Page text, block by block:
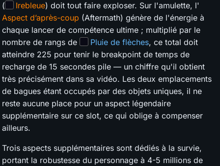
(
Irebleue) doit tout faire exploser. Sur l'amulette, l'
Aspect d’après-coup (Aftermath) génère de l'énergie à
chaque lancer de compétence ultime ; multiplié par le
nombre de rangs de
Pluie de flèches, ce total doit
atteindre 225 pour tenir le breakpoint de temps de
recharge de 15 secondes pile — un chiffre qu'il obtient
très précisément dans sa vidéo. Les deux emplacements
de bagues étant occupés par des objets uniques, il ne
reste aucune place pour un aspect légendaire
supplémentaire sur ce slot, ce qui oblige à compenser
ailleurs.
Trois aspects supplémentaires sont dédiés à la survie,
portant la robustesse du personnage à 4-5 millions de